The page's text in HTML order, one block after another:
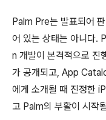
Palm Pre는 발표되어
어 있는 상태는 아니다.
n 개발이 본격적으로 진
가 공개되고, App
에게 소개될 때 진정한
고 Palm의 부활이 시작